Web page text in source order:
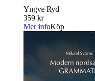
Yngve Ryd
359 kr
Mer infoKöp